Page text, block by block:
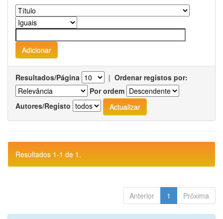
Resultados/Página | Ordenar registos por:
Por ordem
Autores/Registo
Resultados 1-1 de 1.
Anterior 1 Próxima